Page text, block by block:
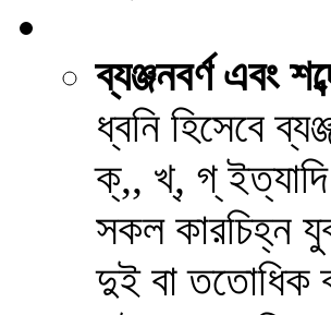
ব্যঞ্জনবর্ণ এবং
ধ্বনি হিসেবে
ক্,, খ্, গ্
সকল কারচিহ্ন
দুই বা ততোধিক